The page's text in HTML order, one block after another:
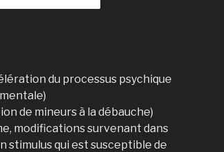
du processus psychique
de mineurs à la débauche)
modifications survenant dans
stimulus qui est susceptible de